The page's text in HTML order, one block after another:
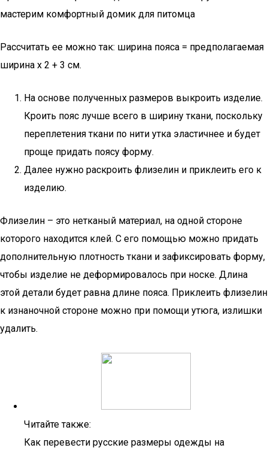
мастерим комфортный домик для питомца
Рассчитать ее можно так: ширина пояса = предполагаемая
ширина х 2 + 3 см.
На основе полученных размеров выкроить изделие.
Кроить пояс лучше всего в ширину ткани, поскольку
переплетения ткани по нити утка эластичнее и будет
проще придать поясу форму.
Далее нужно раскроить флизелин и приклеить его к
изделию.
Флизелин – это нетканый материал, на одной стороне
которого находится клей. С его помощью можно придать
дополнительную плотность ткани и зафиксировать форму,
чтобы изделие не деформировалось при носке. Длина
этой детали будет равна длине пояса. Приклеить флизелин
к изнаночной стороне можно при помощи утюга, излишки
удалить.
Читайте также:
Как перевести русские размеры одежды на